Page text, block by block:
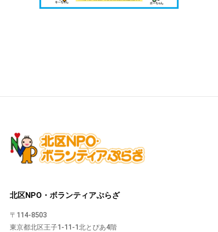
北区NPO・ボランティアぷらざ
〒114-8503
東京都北区王子1-11-1北とぴあ4階